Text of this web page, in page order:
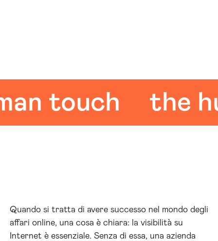
touch the
Quando si tratta di avere successo nel mondo degli
affari online, una cosa è chiara: la visibilità su
Internet è essenziale. Senza di essa, una azienda